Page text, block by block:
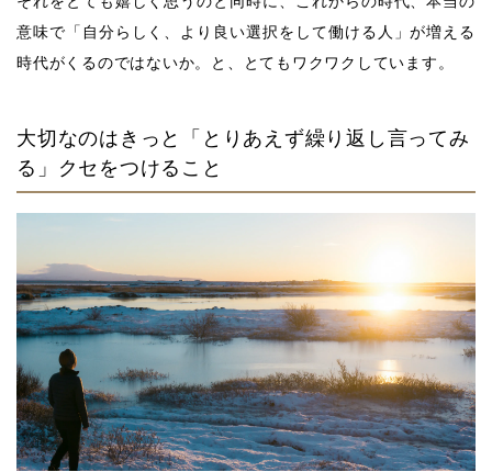
意味で「自分らしく、より良い選択をして働ける人」が増える
時代がくるのではないか。と、とてもワクワクしています。
大切なのはきっと「とりあえず繰り返し言ってみ
る」クセをつけること